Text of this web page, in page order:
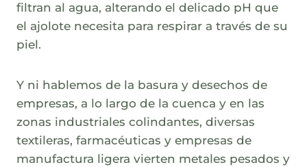
filtran al agua, alterando el delicado pH que
el ajolote necesita para respirar a través de su
piel.
Y ni hablemos de la basura y desechos de
empresas, a lo largo de la cuenca y en las
zonas industriales colindantes, diversas
textileras, farmacéuticas y empresas de
manufactura ligera vierten metales pesados y